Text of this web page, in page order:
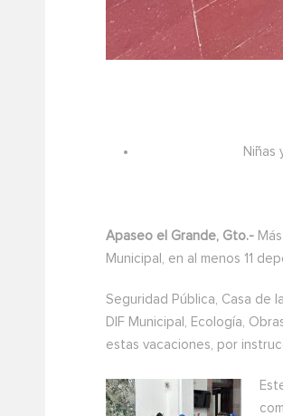
Niñas
Apaseo el Grande, Gto.-
Municipal, en al menos 11
Seguridad Pública, Casa de
DIF Municipal, Ecología,
estas vacaciones, por